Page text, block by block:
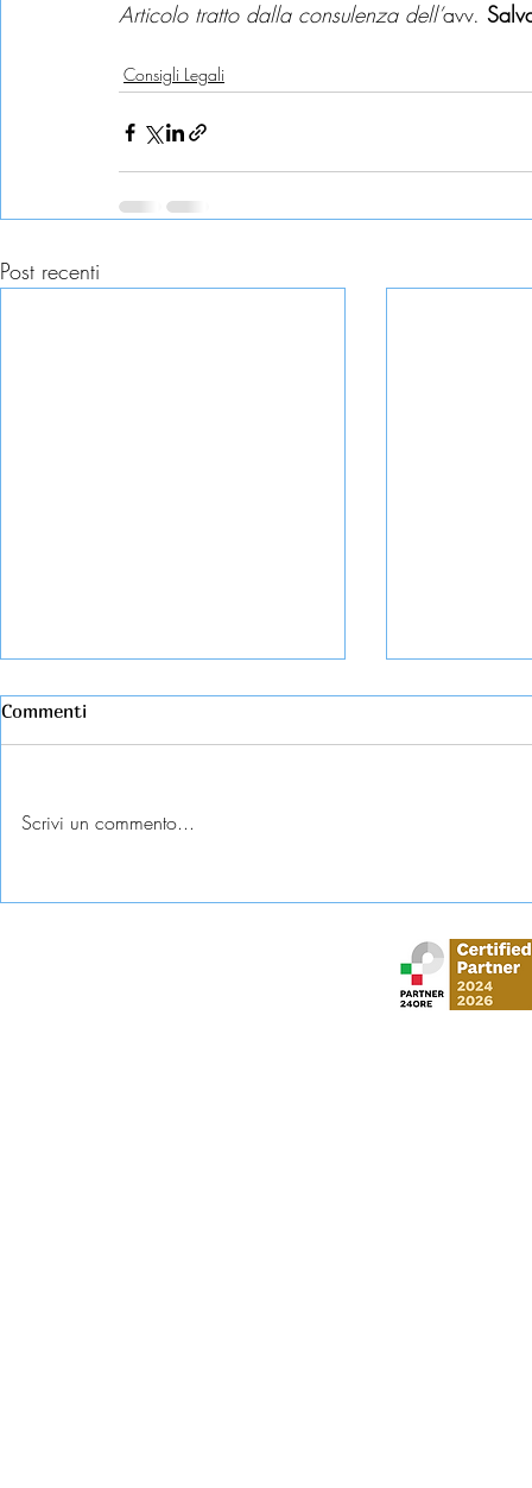
Articolo tratto dalla consulenza dell’avv.
Consigli Legali
Post recenti
Commenti
Scrivi un commento...